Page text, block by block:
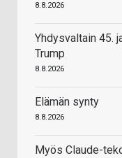
8.8.2026
Yhdysvaltain 45.
Trump
8.8.2026
Elämän synty
8.8.2026
Myös Claude-